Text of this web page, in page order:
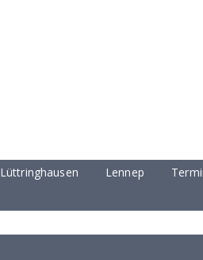
Lüttringhausen Lennep